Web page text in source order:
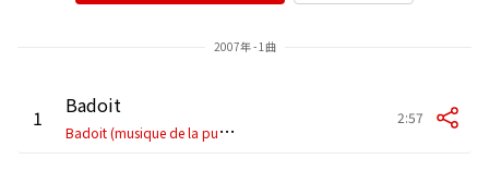
2007年 - 1曲
1
Badoit
B
adoit (musique de la pub interpretée par Adrienne Pauly)
2:57